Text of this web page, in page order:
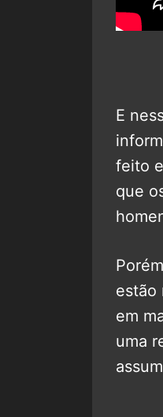
E
feito
que
estão
em
uma